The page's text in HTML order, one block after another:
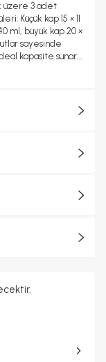
üzere 3 adet
Küçük kap 15 × 11
ml, büyük kap 20 ×
sayesinde
kapasite sunar.;
kapaklardan
Temizleme
ve fırın ile